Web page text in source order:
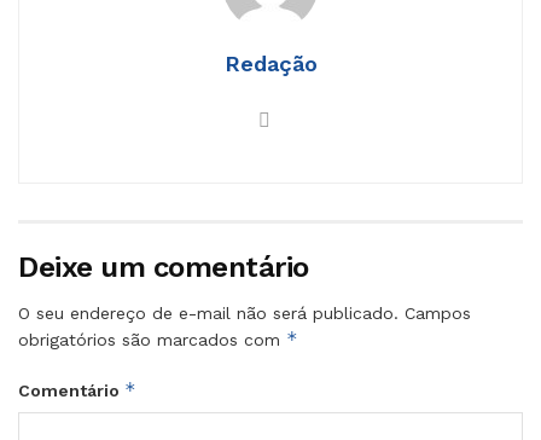
Redação
Deixe um comentário
O seu endereço de e-mail não será publicado. Campos
obrigatórios são marcados com *
Comentário *